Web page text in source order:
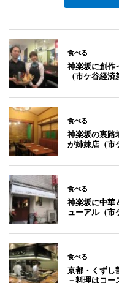
食べる
神楽坂に創作
（市ケ谷経済
食べる
神楽坂の裏路
が姉妹店（市
食べる
神楽坂に中華
ューアル（市
食べる
京都・くずし
－料理はコー